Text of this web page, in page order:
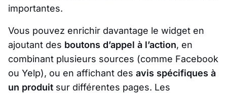
importantes.
Vous pouvez enrichir davantage le widget en
ajoutant des boutons d’appel à l’action, en
combinant plusieurs sources (comme Facebook
ou Yelp), ou en affichant des avis spécifiques à
un produit sur différentes pages. Les